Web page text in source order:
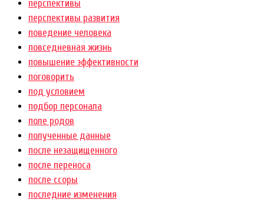
перспективы
перспективы развития
поведение человека
повседневная жизнь
повышение эффективности
поговорить
под условием
подбор персонала
поле родов
полученные данные
после незащищенного
после переноса
после ссоры
последние изменения